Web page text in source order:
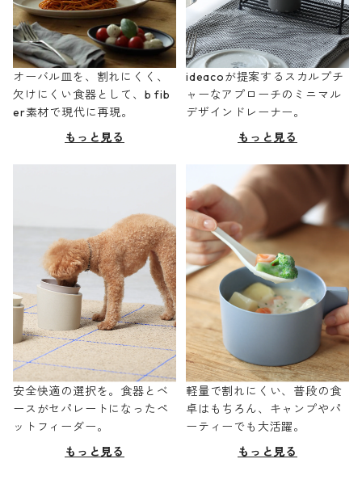
オーバル皿を、割れにくく、
欠けにくい食器として、b fib
er素材で現代に再現。
もっと見る
ideacoが提案するスカルプチ
ャーなアプローチのミニマル
デザインドレーナー。
もっと見る
安全快適の選択を。食器とベ
ースがセパレートになったペ
ットフィーダー。
もっと見る
軽量で割れにくい、普段の食
卓はもちろん、キャンプやパ
ーティーでも大活躍。
もっと見る